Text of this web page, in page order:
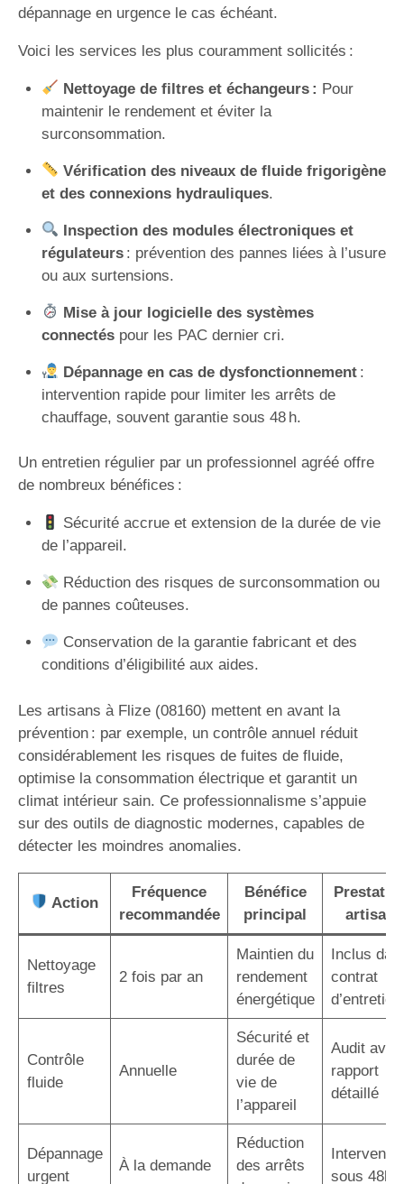
dépannage en urgence le cas échéant.
Voici les services les plus couramment sollicités :
Nettoyage de filtres et échangeurs : Pour
maintenir le rendement et éviter la
surconsommation.
Vérification des niveaux de fluide frigorigène
et des connexions hydrauliques.
Inspection des modules électroniques et
régulateurs: prévention des pannes liées à l’usure
ou aux surtensions.
Mise à jour logicielle des systèmes
connectéspour les PAC dernier cri.
Dépannage en cas de dysfonctionnement:
intervention rapide pour limiter les arrêts de
chauffage, souvent garantie sous 48 h.
Un entretien régulier par un professionnel agréé offre
de nombreux bénéfices :
Sécurité accrue et extension de la durée de vie
de l’appareil.
Réduction des risques de surconsommation ou
de pannes coûteuses.
Conservation de la garantie fabricant et des
conditions d’éligibilité aux aides.
Les artisans à Flize (08160) mettent en avant la
prévention : par exemple, un contrôle annuel réduit
considérablement les risques de fuites de fluide,
optimise la consommation électrique et garantit un
climat intérieur sain. Ce professionnalisme s’appuie
sur des outils de diagnostic modernes, capables de
détecter les moindres anomalies.
Action
Fréquence
recommandée
Bénéfice
principal
artisan
Nettoyage
filtres
2 fois par an
Maintien du
rendement
énergétique
Inclus
contrat
d’entretien
Contrôle
fluide
Annuelle
Sécurité et
durée de
vie de
l’appareil
Audit avec
rapport
détaillé
Dépannage
urgent
À la demande
Réduction
des arrêts
sous 48h